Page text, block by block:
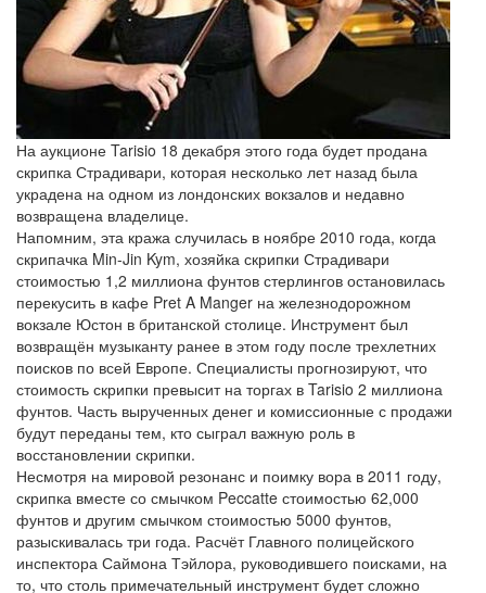
На аукционе Tarisio 18 декабря этого года будет продана
скрипка Страдивари, которая несколько лет назад была
украдена на одном из лондонских вокзалов и недавно
возвращена владелице.
Напомним, эта кража случилась в ноябре 2010 года, когда
скрипачка Min-Jin Kym, хозяйка скрипки Страдивари
стоимостью 1,2 миллиона фунтов стерлингов остановилась
перекусить в кафе Pret A Manger на железнодорожном
вокзале Юстон в британской столице. Инструмент был
возвращён музыканту ранее в этом году после трехлетних
поисков по всей Европе. Специалисты прогнозируют, что
стоимость скрипки превысит на торгах в Tarisio 2 миллиона
фунтов. Часть вырученных денег и комиссионные с продажи
будут переданы тем, кто сыграл важную роль в
восстановлении скрипки.
Несмотря на мировой резонанс и поимку вора в 2011 году,
скрипка вместе со смычком Peccatte стоимостью 62,000
фунтов и другим смычком стоимостью 5000 фунтов,
разыскивалась три года. Расчёт Главного полицейского
инспектора Саймона Тэйлора, руководившего поисками, на
то, что столь примечательный инструмент будет сложно